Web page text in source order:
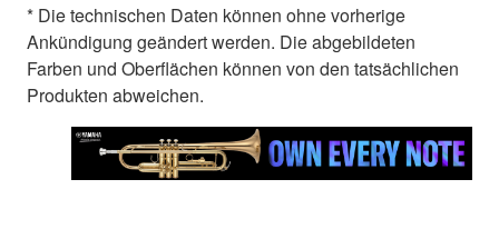
* Die technischen Daten können ohne vorherige
Ankündigung geändert werden. Die abgebildeten
Farben und Oberflächen können von den tatsächlichen
Produkten abweichen.